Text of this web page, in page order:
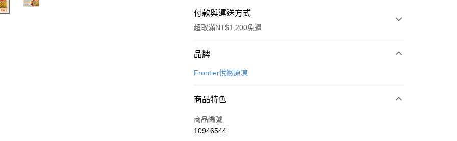
付款與運送方式
超取滿NT$1,200免運
付款方式
信用卡一次付款
合作金庫商業銀行
華南商業銀行
6 期 0 利率 每期
品牌
Frontier悅緻原凍
商品特色
商品編號
10946544